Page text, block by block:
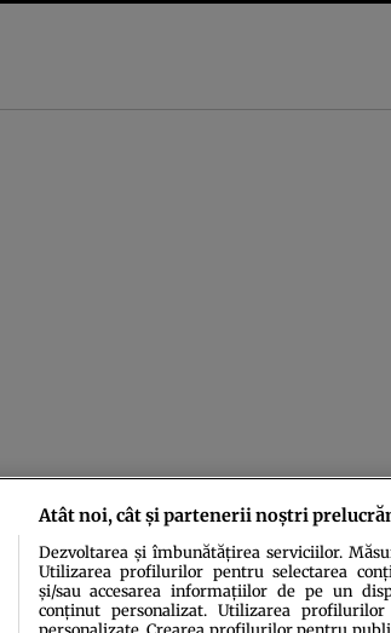
Atât noi, cât și partenerii noștri
Dezvoltarea și îmbunătățirea serviciilor.
Utilizarea profilurilor pentru selectarea
și/sau accesarea informațiilor de pe un
conținut personalizat. Utilizarea
personalizate. Crearea profilurilor pentru